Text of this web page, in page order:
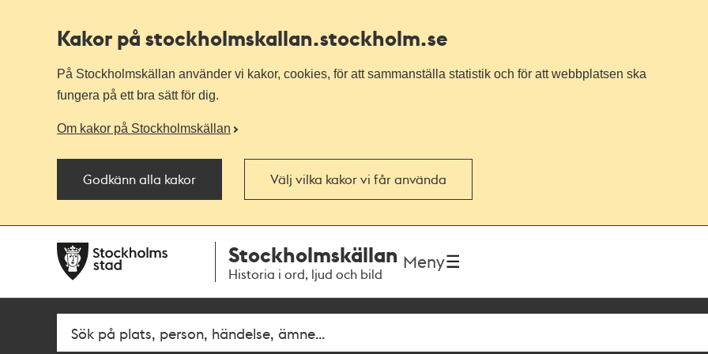
Kakor på stockholmskallan.stockholm.se
På Stockholmskällan använder vi kakor, cookies, för att sammanställa statistik och för att webbplatsen ska
fungera på ett bra sätt för dig.
Om kakor på Stockholmskällan
Godkänn alla kakor Välj vilka kakor vi får använda
navigationen
huvudinnehållet
Stockholmskällan
Historia i ord, ljud och bild
Meny
SökFritextsök